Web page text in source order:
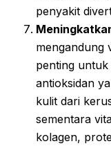
penyakit
mengandung
penting untuk
antioksidan
kulit dari
sementara
kolagen,